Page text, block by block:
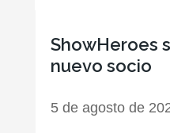
ShowHeroes
nuevo socio
5 de agosto de